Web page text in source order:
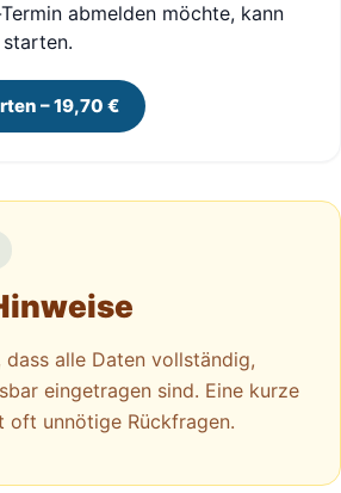
abmelden möchte, kann
– 19,70 €
dass alle Daten vollständig,
eingetragen sind. Eine kurze
oft unnötige Rückfragen.